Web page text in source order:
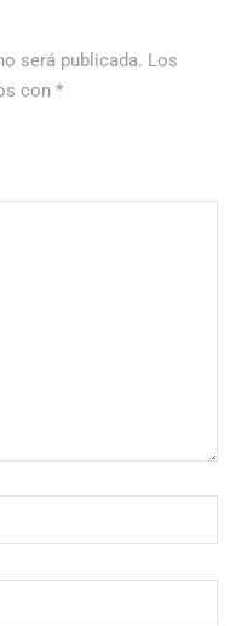
será publicada. Los
con *